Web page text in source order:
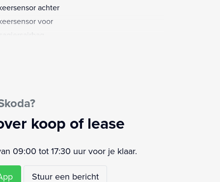
achter
voor
multifunctioneel
verwarmd
(PC1)
to-load
koop of lease
09:00 tot 17:30 uur voor je klaar.
Stuur een bericht